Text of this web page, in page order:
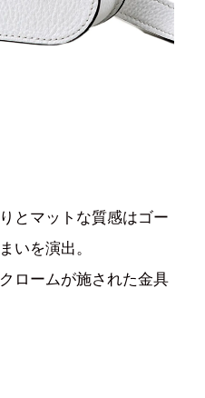
とマットな質感はゴー
いを演出。
ロームが施された金具